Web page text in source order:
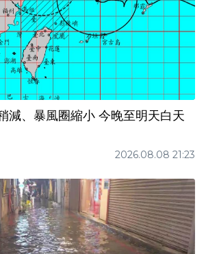
減、暴風圈縮小 今晚至明天白天
2026.08.08 21:23